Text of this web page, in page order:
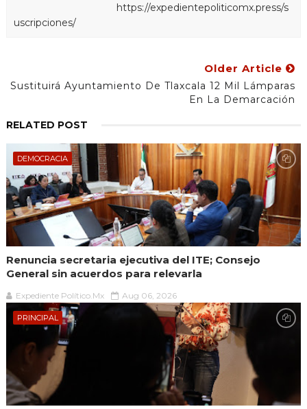
https://expedientepoliticomx.press/s
uscripciones/
Older Article
Sustituirá Ayuntamiento De Tlaxcala 12 Mil Lámparas
En La Demarcación
RELATED POST
DEMOCRACIA
Renuncia secretaria ejecutiva del ITE; Consejo
General sin acuerdos para relevarla
Expediente Político.Mx Aug 06, 2026
PRINCIPAL